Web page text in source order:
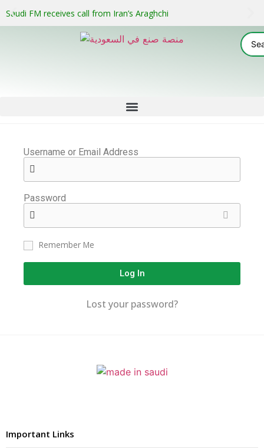
Saudi FM receives call from Iran’s Araghchi
Username or Email Address
Password
Remember Me
Log In
Lost your password?
Important Links